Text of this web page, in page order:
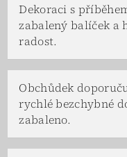
Dekoraci s
zabalený balíček a
radost.
Obchůdek
rychlé bezchybné
zabaleno.